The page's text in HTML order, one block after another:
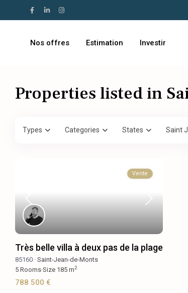
Nos offres Estimation Investir
Properties listed in
Types Categories States Saint
Vente
Très belle villa à deux pas de la plage
85160 ·Saint-Jean-de-Monts
5 Rooms·Size 185 m2
788 500 €